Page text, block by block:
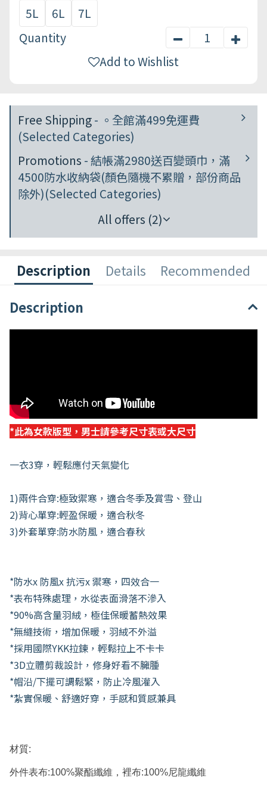
5L
6L
7L
Quantity
Add to Wishlist
Free Shipping- 。全館滿499免運費
(Selected Categories)
Promotions - 結帳滿2980送百變頭巾，滿
4500防水收納袋(顏色隨機不累贈，部份商品
除外)(Selected Categories)
All offers (2)
Description Details
Recommended
Description
*此為女款版型，男士請參考尺寸表或大尺寸
一衣3穿，輕鬆應付天氣變化
1)兩件合穿:極致禦寒，適合冬季及賞雪、登山
2)背心單穿:輕盈保暖，適合秋冬
3)外套單穿:防水防風，適合春秋
*防水x 防風x 抗污x 禦寒，四效合一
*表布特殊處理，水從表面滑落不滲入
*90%高含量羽絨，極佳保暖蓄熱效果
*無縫技術，增加保暖，羽絨不外溢
*採用國際YKK拉鍊，輕鬆拉上不卡卡
*3D立體剪裁設計，修身好看不臃腫
*帽沿/下擺可調鬆緊，防止冷風灌入
*紮實保暖、舒適好穿，手感和質感兼具
材質:
外件表布:100%聚酯纖維，裡布:100%尼龍纖維